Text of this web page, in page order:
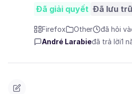
Đã giải quyết Đã lưu
Firefox Other
đã hỏi
André Larabieđã trả lời1